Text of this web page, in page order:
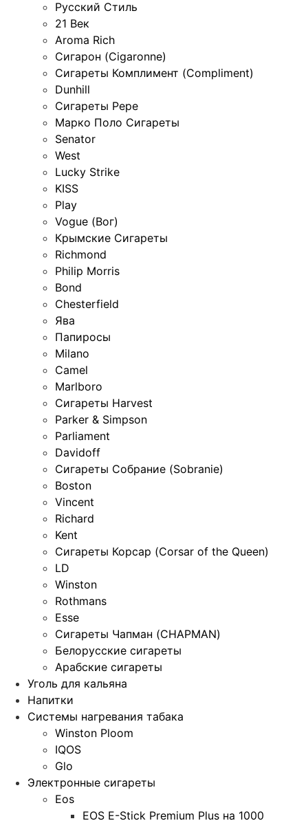
Русский Стиль
21 Век
Aroma Rich
Сигарон (Cigaronne)
Сигареты Комплимент (Compliment)
Dunhill
Сигареты Pepe
Марко Поло Сигареты
Senator
West
Lucky Strike
KISS
Play
Vogue (Вог)
Крымские Сигареты
Richmond
Philip Morris
Bond
Chesterfield
Ява
Папиросы
Milano
Camel
Marlboro
Сигареты Harvest
Parker & Simpson
Parliament
Davidoff
Сигареты Собрание (Sobranie)
Boston
Vincent
Richard
Kent
Сигареты Корсар (Corsar of the Queen)
LD
Winston
Rothmans
Esse
Сигареты Чапман (CHAPMAN)
Белорусские сигареты
Арабские сигареты
Уголь для кальяна
Напитки
Системы нагревания табака
Winston Ploom
IQOS
Glo
Электронные сигареты
Eos
EOS E-Stick Premium Plus на 1000